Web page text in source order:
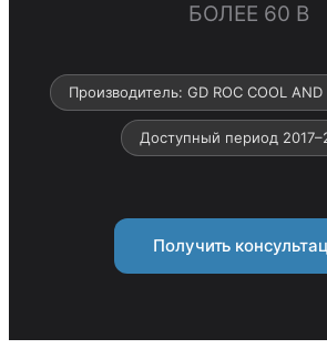
БОЛЕЕ 60 В
Производитель: GD ROC COOL AND
Доступный период
Получить